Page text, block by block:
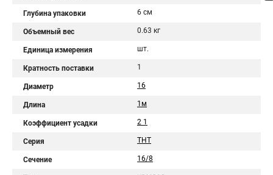
Глубина упаковки 6 см
Объемный вес 0.63 кг
Единица измерения шт.
Кратность поставки 1
Диаметр 16
Длина 1м
Коэффициент усадки 2 1
Серия ТНТ
Сечение 16/8